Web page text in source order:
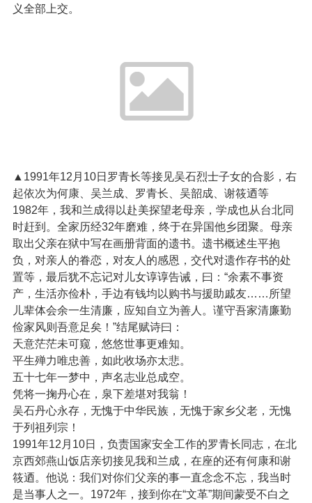
义全部上交。
▲1991年12月10日罗青长等接见吴石烈士子女的合影，右
起依次为何康、吴兰成、罗青长、吴韶成、谢筱迺等
1982年，我和兰成得以赴美探望老母亲，学成也从台北同
时赶到。全家历经32年磨难，终于在异国他乡团聚。母亲
取出父亲在狱中写在画册背面的遗书。遗书概述生平抱
负，对亲人的眷恋，对友人的感恩，交代对遗作存书的处
置等，最后犹不忘记对儿女谆谆告诫，曰：“余素不事资
产，生活亦俭朴，手边有钱均以购书与援助戚友……所望
儿辈体会余一生清廉，应知自立为善人。谨守吾家清廉勤
俭家风则吾意足矣！”结尾赋诗曰：
天意茫茫未可窥，悠悠世事更难知。
平生殚力唯忠善，如此收场亦太悲。
五十七年一梦中，声名志业总成空。
凭将一掬丹心在，泉下差堪对我翁！
吴石丹心永存，无愧于中华民族，无愧于家乡父老，无愧
于列祖列宗！
1991年12月10日，负责国家安全工作的罗青长同志，在北
京西郊燕山饭店亲切接见我和兰成，在座的还有何康和谢
筱迺。他说：我们对你们父亲的事一直念念不忘，我当时
是当事人之一。1972年，接到你在“文革”期间蒙受不白之